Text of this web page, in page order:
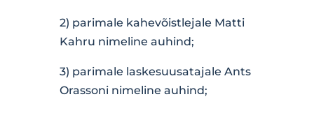
2) parimale kahevõistlejale Matti
Kahru nimeline auhind;
3) parimale laskesuusatajale Ants
Orassoni nimeline auhind;